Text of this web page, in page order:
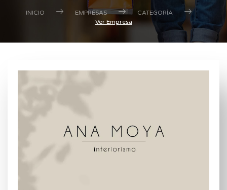
INICIO EMPRESAS
CATEGORÍA
Ver Empresa